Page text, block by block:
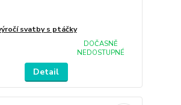
svatby s ptáčky
DOČASNĚ
NEDOSTUPNÉ
Detail